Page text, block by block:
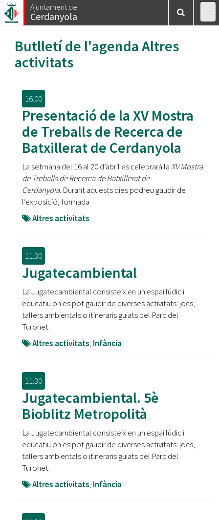
Vés
al
Ajuntament de
Cerdanyola
Butlletí de l'agenda Altres
activitats
16:00
Presentació de la XV Mostra
de Treballs de Recerca de
Batxillerat de Cerdanyola
La setmana del 16 al 20 d’abril es celebrarà laXV Mostra
de Treballs de Recerca de Batxillerat de
Cerdanyola. Durant aquests dies podreu gaudir de
l’exposició, formada
Altres activitats
11:30
Jugatecambiental
La Jugatecambiental consisteix en un espai lúdic i
educatiu on es pot gaudir de diverses activitats: jocs,
tallers ambientals o itineraris guiats pel Parc del
Turonet.
Altres activitats, Infància
11:30
Jugatecambiental. 5è
Bioblitz Metropolità
La Jugatecambiental consisteix en un espai lúdic i
educatiu on es pot gaudir de diverses activitats: jocs,
tallers ambientals o itineraris guiats pel Parc del
Turonet.
Altres activitats, Infància